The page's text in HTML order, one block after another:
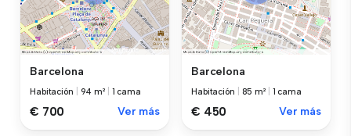
Barcelona
Habitación 94 m² 1 cama
€ 700 Ver más
Barcelona
Habitación 85 m² 1 cama
€ 450 Ver más